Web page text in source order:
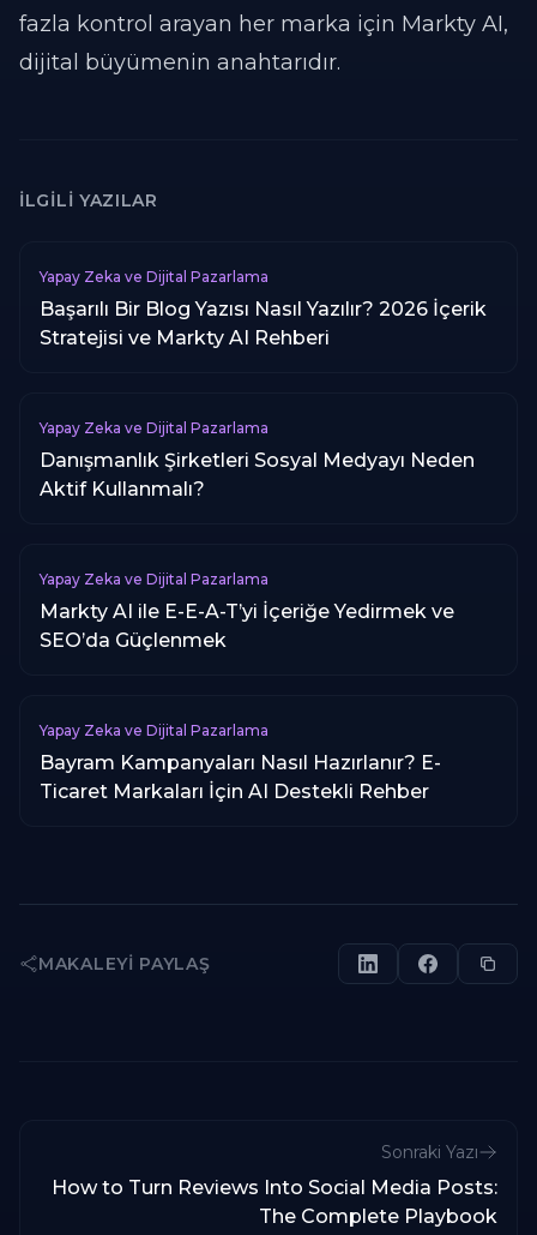
fazla kontrol arayan her marka için Markty AI,
dijital büyümenin anahtarıdır.
İLGILI YAZILAR
Yapay Zeka ve Dijital Pazarlama
Başarılı Bir Blog Yazısı Nasıl Yazılır? 2026 İçerik
Stratejisi ve Markty AI Rehberi
Yapay Zeka ve Dijital Pazarlama
Danışmanlık Şirketleri Sosyal Medyayı Neden
Aktif Kullanmalı?
Yapay Zeka ve Dijital Pazarlama
Markty AI ile E-E-A-T’yi İçeriğe Yedirmek ve
SEO’da Güçlenmek
Yapay Zeka ve Dijital Pazarlama
Bayram Kampanyaları Nasıl Hazırlanır? E-
Ticaret Markaları İçin AI Destekli Rehber
MAKALEYI PAYLAŞ
Sonraki Yazı
How to Turn Reviews Into Social Media Posts:
The Complete Playbook